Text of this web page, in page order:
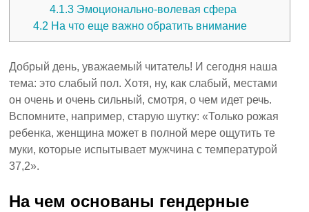
4.1.3 Эмоционально-волевая сфера
4.2 На что еще важно обратить внимание
Добрый день, уважаемый читатель! И сегодня наша
тема: это слабый пол. Хотя, ну, как слабый, местами
он очень и очень сильный, смотря, о чем идет речь.
Вспомните, например, старую шутку: «Только рожая
ребенка, женщина может в полной мере ощутить те
муки, которые испытывает мужчина с температурой
37,2».
На чем основаны гендерные